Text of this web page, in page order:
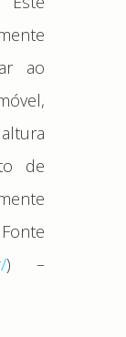
ao
de
) –